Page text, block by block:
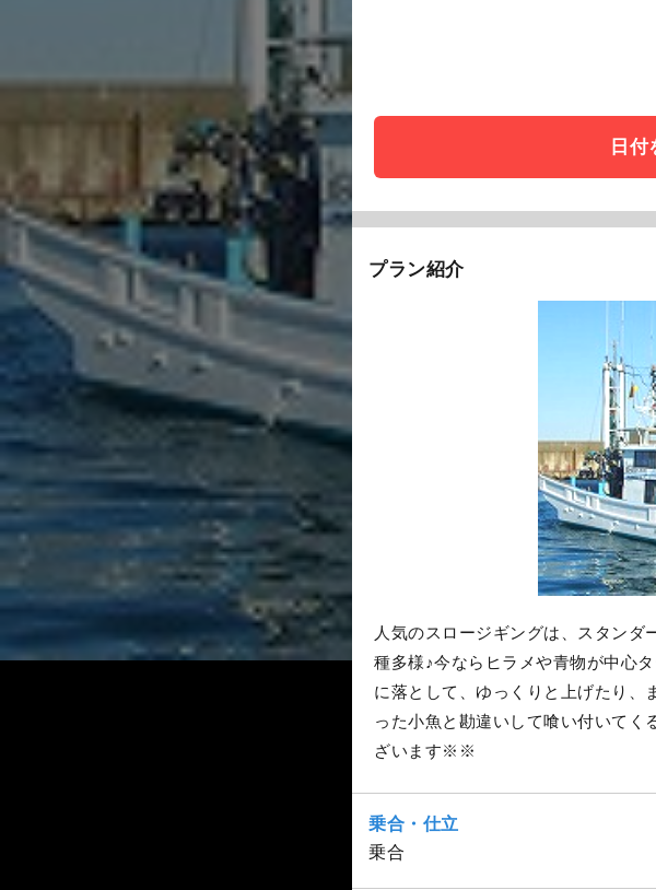
日付
プラン紹介
人気のスロージギングは、スタン
種多様♪今ならヒラメや青物が中心
に落として、ゆっくりと上げたり、
った小魚と勘違いして喰い付いて
ざいます※※
乗合・仕立
乗合